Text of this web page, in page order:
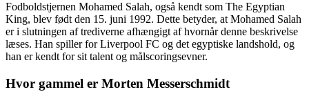
Fodboldstjernen Mohamed Salah, også kendt som The Egyptian
King, blev født den 15. juni 1992. Dette betyder, at Mohamed Salah
er i slutningen af trediverne afhængigt af hvornår denne beskrivelse
læses. Han spiller for Liverpool FC og det egyptiske landshold, og
han er kendt for sit talent og målscoringsevner.
Hvor gammel er Morten Messerschmidt